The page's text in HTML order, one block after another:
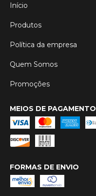
Início
Produtos
Política da empresa
Quem Somos
Promoções
MEIOS DE PAGAMENTO
FORMAS DE ENVIO